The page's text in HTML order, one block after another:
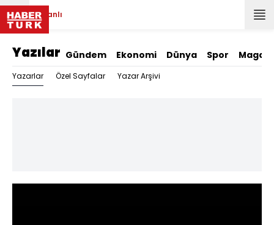
Canlı
Yazılar Gündem Ekonomi Dünya Spor
Yazarlar Özel Sayfalar Yazar Arşivi